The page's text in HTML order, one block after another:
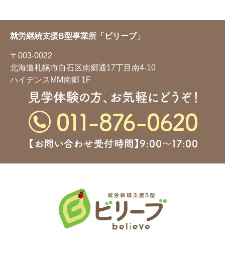
就労継続支援B型事業所「ビリーブ」
〒003-0022
北海道札幌市白石区南郷通17丁目南4-10
ハイデンスMM南郷 1F